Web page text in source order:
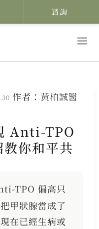
諮詢
作者： 黃柏誠醫
Anti-TPO
你和平共
TPO 偏高只
甲狀腺當成了
在已經生病或